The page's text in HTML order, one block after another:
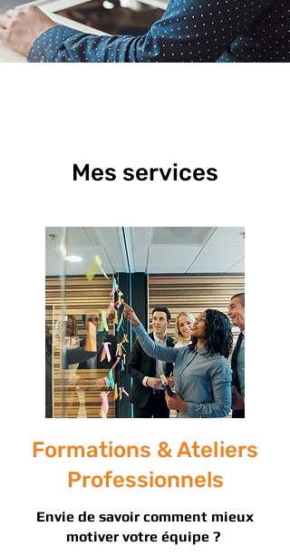
Mes services
Formations & Ateliers
Professionnels
Envie de savoir comment mieux
motiver votre équipe ?